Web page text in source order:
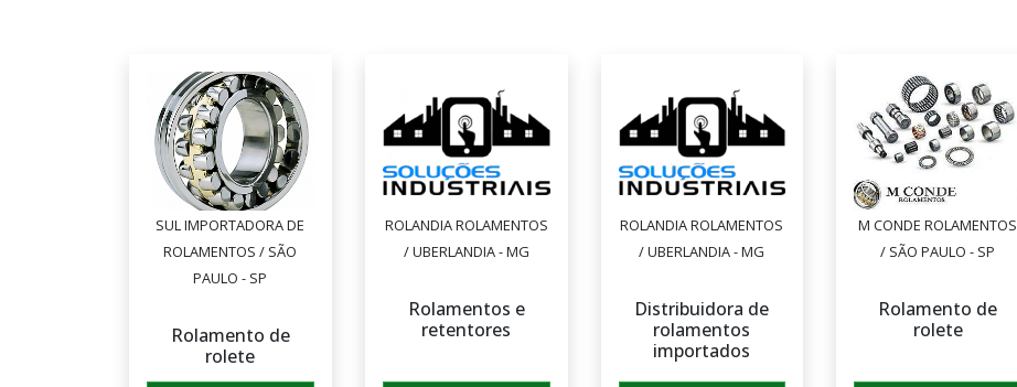
SUL IMPORTADORA DE
ROLAMENTOS / SÃO
PAULO - SP
Rolamento de
rolete
ROLANDIA ROLAMENTOS
/ UBERLANDIA - MG
Rolamentos e
retentores
ROLANDIA ROLAMENTOS
/ UBERLANDIA - MG
Distribuidora de
rolamentos
importados
M CONDE ROLAMENTOS
/ SÃO PAULO - SP
Rolamento de
rolete